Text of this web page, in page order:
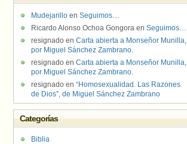
Mudejarillo en Seguimos…
Ricardo Alonso Ochoa Gongora en Seguimos…
resignado en Carta abierta a Monseñor Munilla,
por Miguel Sánchez Zambrano.
resignado en Carta abierta a Monseñor Munilla,
por Miguel Sánchez Zambrano.
resignado en “Homosexualidad. Las Razones
de Dios”, de Miguel Sánchez Zambrano
Categorías
Biblia